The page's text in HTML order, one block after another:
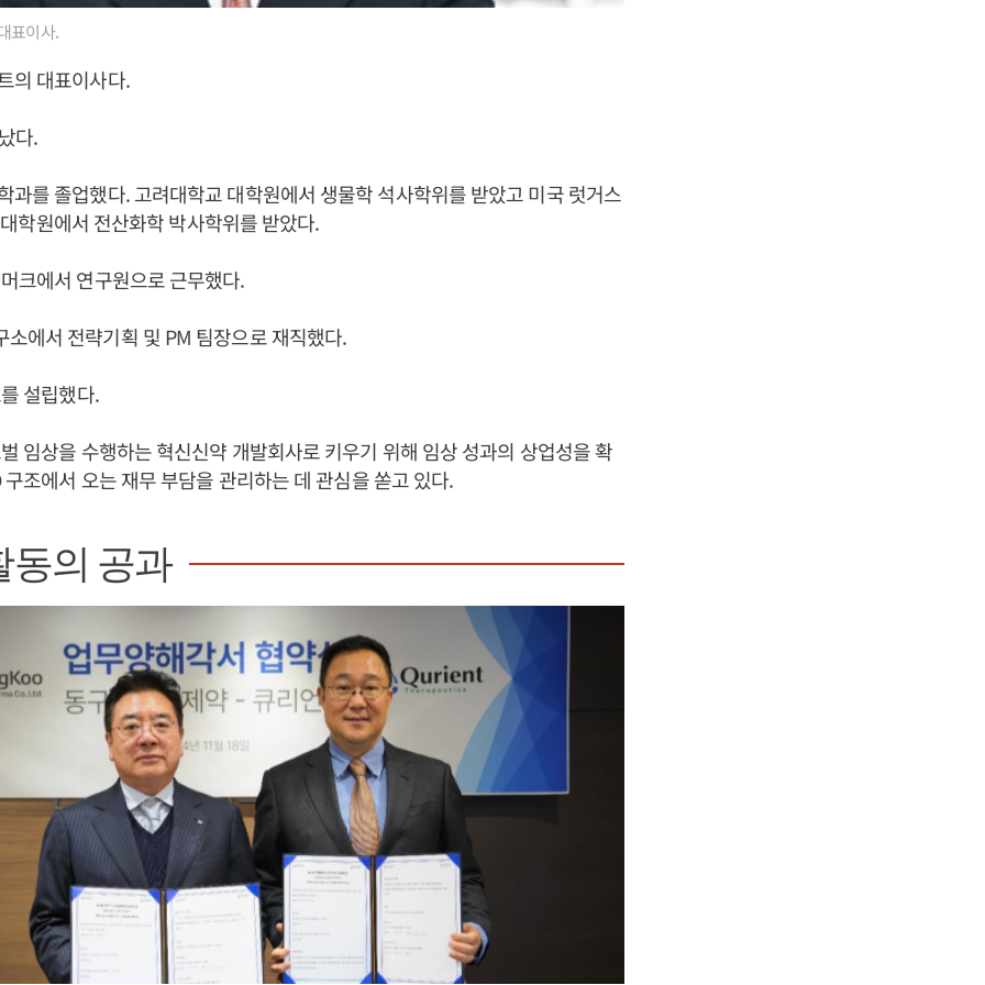
표이사.
의 대표이사다.
다.
과를 졸업했다. 고려대학교 대학원에서 생물학 석사학위를 받았고 미국 럿거스
학원에서 전산화학 박사학위를 받았다.
크에서 연구원으로 근무했다.
소에서 전략기획 및 PM 팀장으로 재직했다.
설립했다.
임상을 수행하는 혁신신약 개발회사로 키우기 위해 임상 성과의 상업성을 확
조에서 오는 재무 부담을 관리하는 데 관심을 쏟고 있다.
동의 공과